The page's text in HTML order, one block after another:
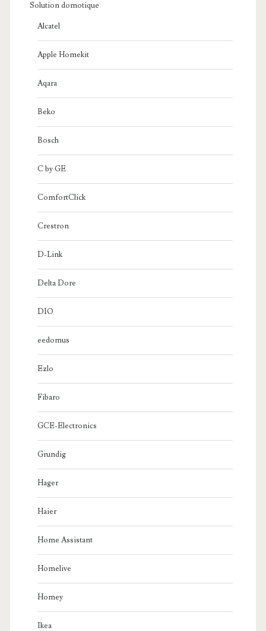
Solution domotique
Alcatel
Apple Homekit
Aqara
Beko
Bosch
C by GE
ComfortClick
Crestron
D-Link
Delta Dore
DIO
eedomus
Ezlo
Fibaro
GCE-Electronics
Grundig
Hager
Haier
Home Assistant
Homelive
Homey
Ikea